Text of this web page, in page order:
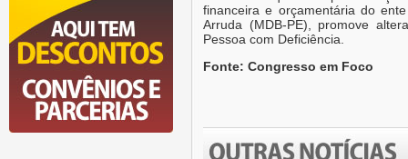
financeira e orçamentária do
Arruda (MDB-PE), promove
Pessoa com Deficiência.
Fonte: Congresso em Foco